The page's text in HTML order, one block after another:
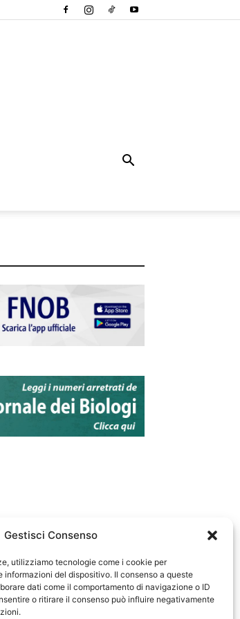
Gestisci Consenso
utilizziamo tecnologie come i cookie per
informazioni del dispositivo. Il consenso a queste
dati come il comportamento di navigazione o ID
o ritirare il consenso può influire negativamente